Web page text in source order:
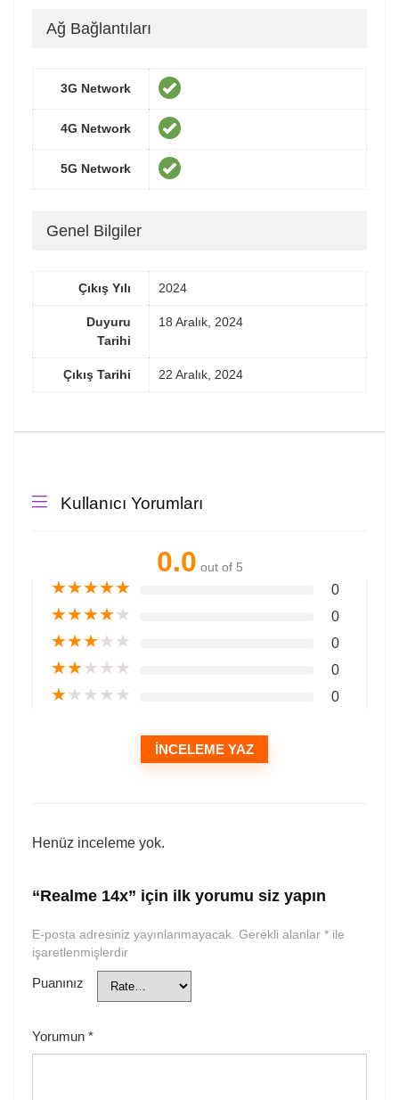
Ağ Bağlantıları
3G Network
4G Network
5G Network
Genel Bilgiler
Çıkış Yılı 2024
Duyuru
Tarihi
18 Aralık, 2024
Çıkış Tarihi 22 Aralık, 2024
Kullanıcı Yorumları
0.0 out of 5
★★★★★ 0
★★★★★ 0
★★★★★ 0
★★★★★ 0
★★★★★ 0
İNCELEME YAZ
Henüz inceleme yok.
“Realme 14x” için ilk yorumu siz yapın
E-posta adresiniz yayınlanmayacak. Gerekli alanlar * ile
işaretlenmişlerdir
Puanınız
Yorumun *